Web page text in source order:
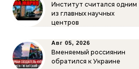
Институт считался одним
из главных научных
центров
Авг 05, 2026
Вменяемый россиянин
обратился к Украине